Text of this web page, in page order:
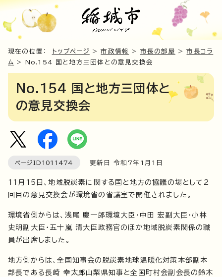
現在の位置： トップページ >市政情報 > 市長の部屋 >市長コラ
ム > No.154 国と地方三団体との意見交換会
No.154 国と地方三団体と
の意見交換会
ページID 1011474 更新日 令和7年1月1日
11月15日、地域脱炭素に関する国と地方の協議の場として2
回目の意見交換会が環境省の省議室で開催されました。
環境省側からは、浅尾 慶一郎環境大臣・中田 宏副大臣・小林
史明副大臣・五十嵐 清大臣政務官のほか地域脱炭素関係の職
員が出席しました。
地方側からは、全国知事会の脱炭素地球温暖化対策本部副本
部長である長崎 幸太郎山梨県知事と全国町村会副会長の鈴木